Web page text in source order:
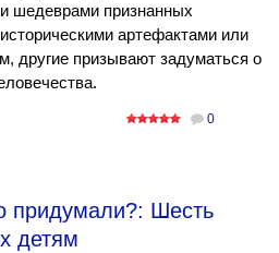
шедеврами признанных
артефактами или
другие призывают задуматься о
0
придумали?: Шесть
детям